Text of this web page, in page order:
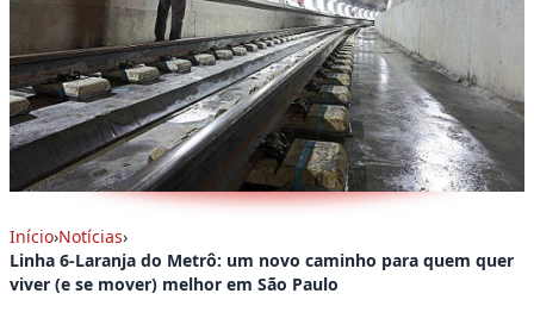
Início›Notícias›
Linha 6‑Laranja do Metrô: um novo caminho para quem quer
viver (e se mover) melhor em São Paulo